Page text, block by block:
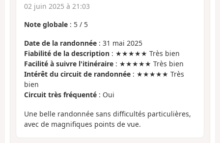
02 juin 2025 à 21:03
Note globale : 5 / 5
Date de la randonnée : 31 mai 2025
Fiabilité de la description : ★★★★★ Très bien
Facilité à suivre l'itinéraire : ★★★★★ Très bien
Intérêt du circuit de randonnée : ★★★★★ Très
bien
Circuit très fréquenté : Oui
Une belle randonnée sans difficultés particulières,
avec de magnifiques points de vue.